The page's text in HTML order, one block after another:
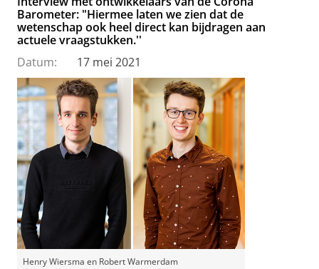
Barometer: "Hiermee laten we zien dat de
wetenschap ook heel direct kan bijdragen aan
actuele vraagstukken.''
Datum:
17 mei 2021
Henry Wiersma en Robert Warmerdam